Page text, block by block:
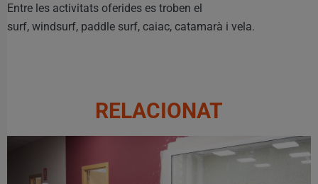
Entre les activitats oferides es troben el
surf, windsurf, paddle surf, caiac, catamarà i vela.
RELACIONAT